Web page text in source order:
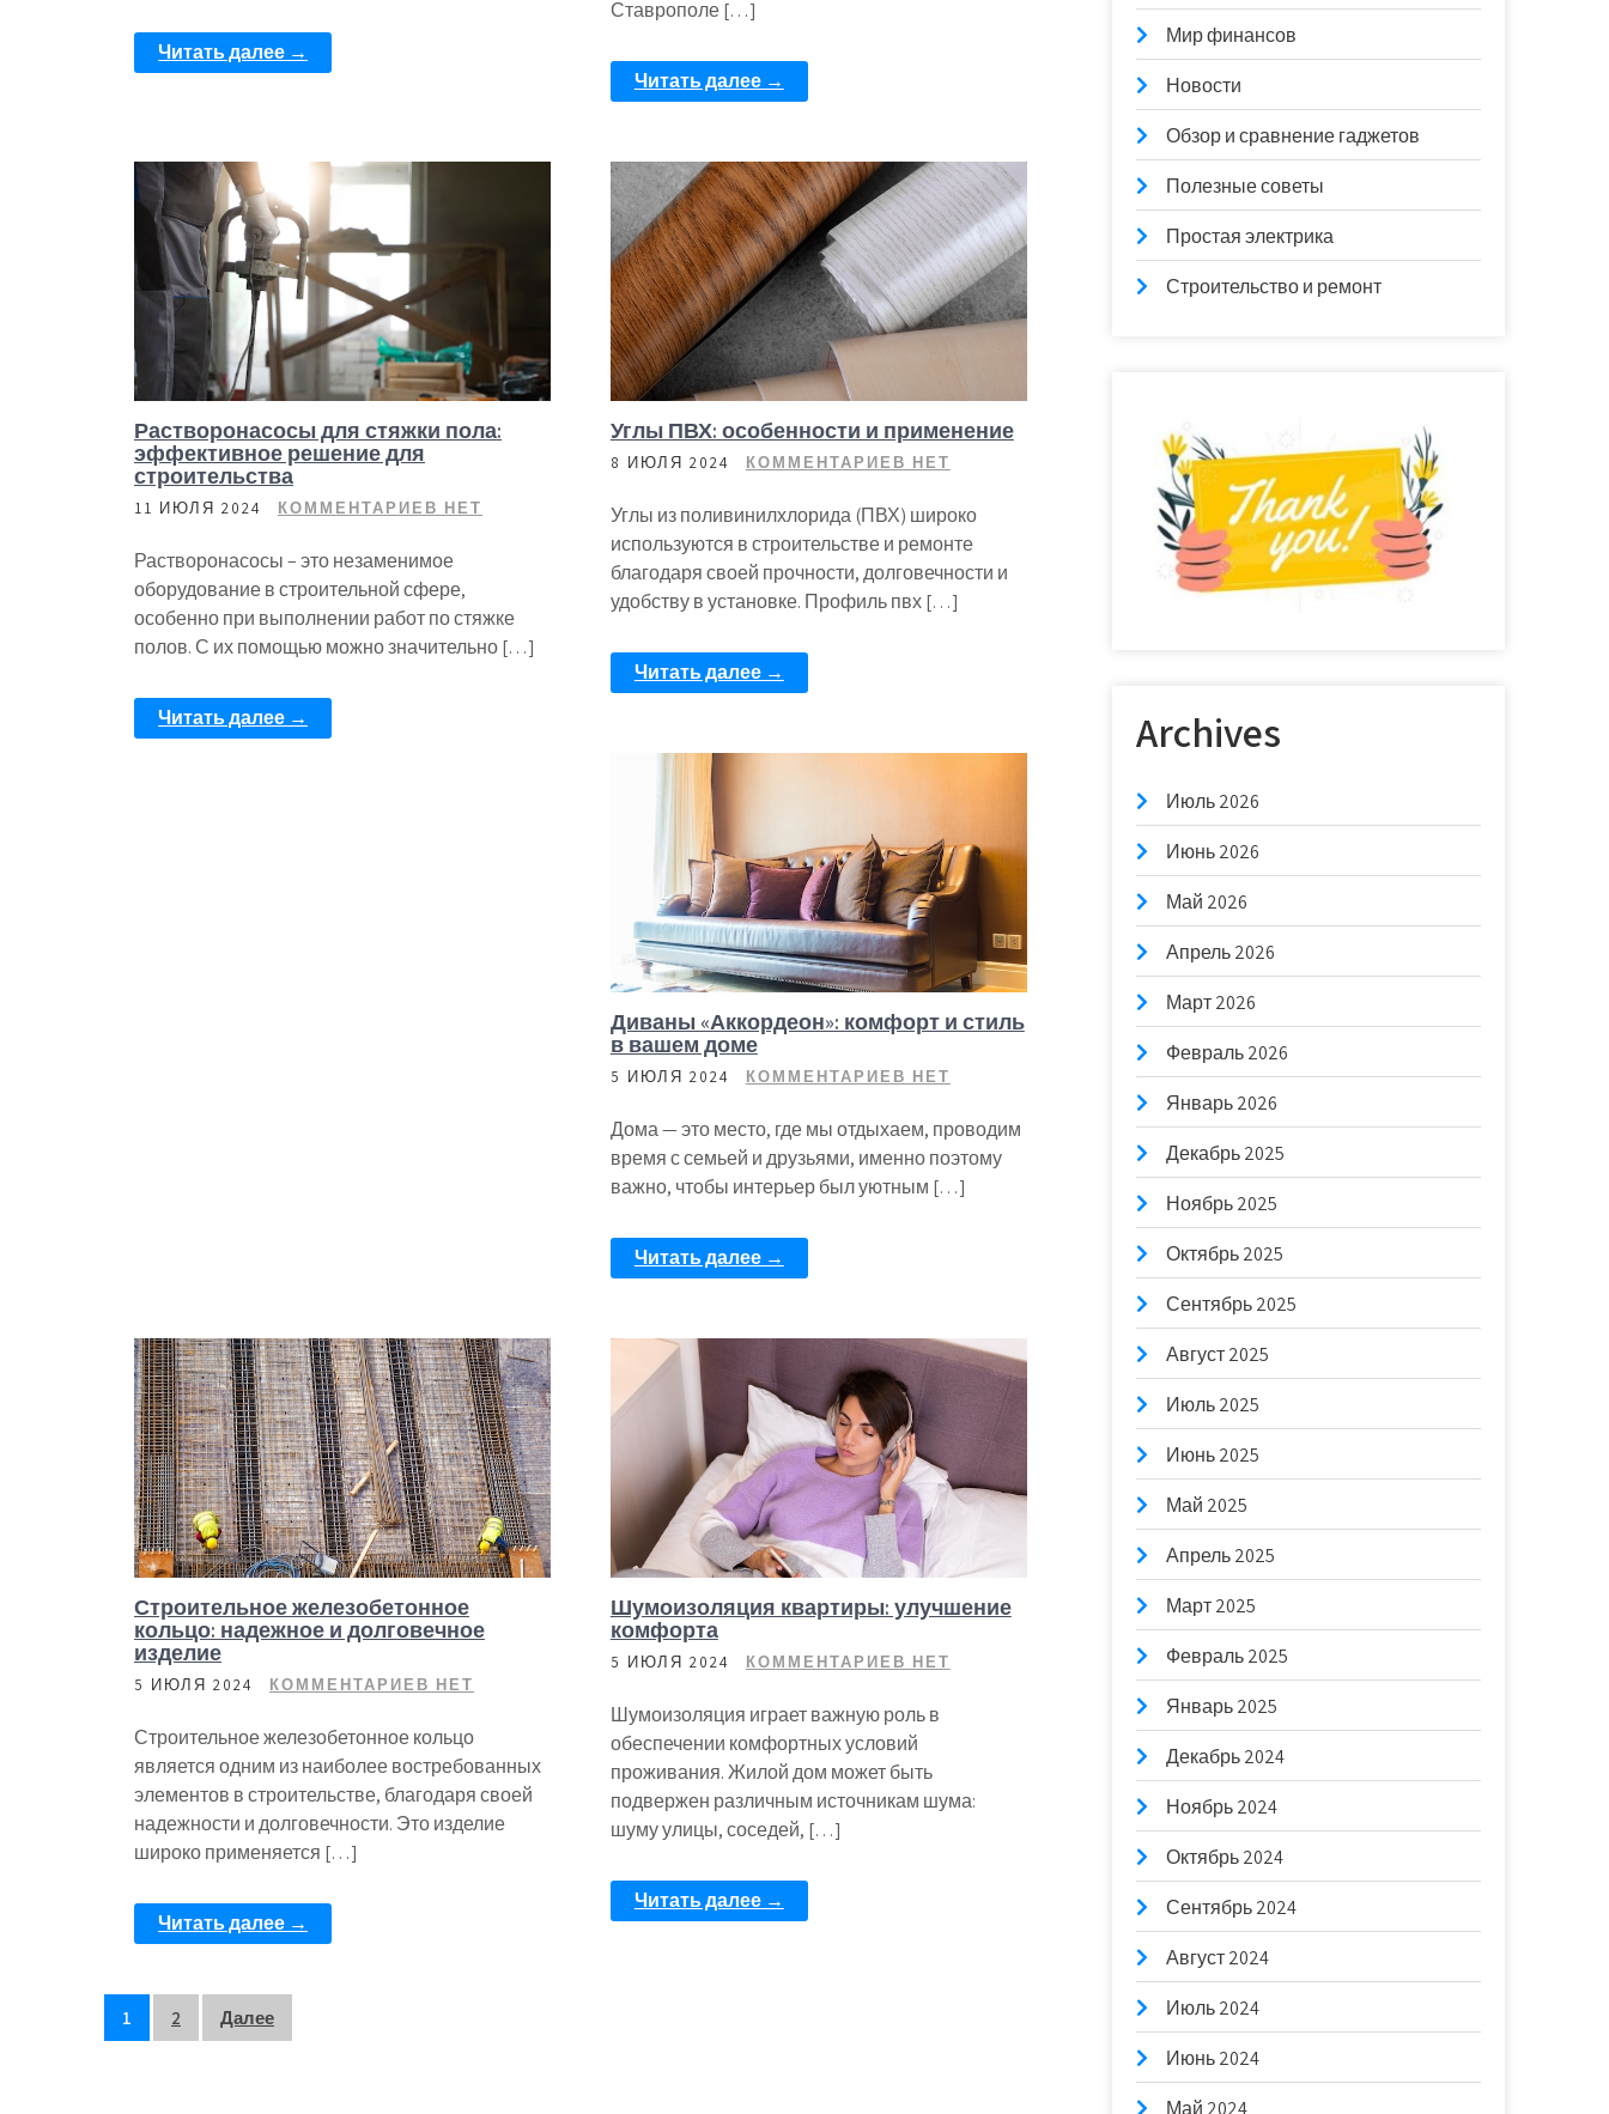
Читать далее →
Ставрополе […]
Читать далее →
Растворонасосы для стяжки пола:
эффективное решение для
строительства
11 ИЮЛЯ 2024 КОММЕНТАРИЕВ НЕТ
Растворонасосы – это незаменимое
оборудование в строительной сфере,
особенно при выполнении работ по стяжке
полов. С их помощью можно значительно […]
Читать далее →
Углы ПВХ: особенности и применение
8 ИЮЛЯ 2024 КОММЕНТАРИЕВ НЕТ
Углы из поливинилхлорида (ПВХ) широко
используются в строительстве и ремонте
благодаря своей прочности, долговечности и
удобству в установке. Профиль пвх […]
Читать далее →
Диваны «Аккордеон»: комфорт и стиль
в вашем доме
5 ИЮЛЯ 2024 КОММЕНТАРИЕВ НЕТ
Дома — это место, где мы отдыхаем, проводим
время с семьей и друзьями, именно поэтому
важно, чтобы интерьер был уютным […]
Читать далее →
Строительное железобетонное
кольцо: надежное и долговечное
изделие
5 ИЮЛЯ 2024 КОММЕНТАРИЕВ НЕТ
Строительное железобетонное кольцо
является одним из наиболее востребованных
элементов в строительстве, благодаря своей
надежности и долговечности. Это изделие
широко применяется […]
Читать далее →
Шумоизоляция квартиры: улучшение
комфорта
5 ИЮЛЯ 2024 КОММЕНТАРИЕВ НЕТ
Шумоизоляция играет важную роль в
обеспечении комфортных условий
проживания. Жилой дом может быть
подвержен различным источникам шума:
шуму улицы, соседей, […]
Читать далее →
Пагинация
1 2 Далее
Мир финансов
Новости
Обзор и сравнение гаджетов
Полезные советы
Простая электрика
Строительство и ремонт
Archives
Июль 2026
Июнь 2026
Май 2026
Апрель 2026
Март 2026
Февраль 2026
Январь 2026
Декабрь 2025
Ноябрь 2025
Октябрь 2025
Сентябрь 2025
Август 2025
Июль 2025
Июнь 2025
Май 2025
Апрель 2025
Март 2025
Февраль 2025
Январь 2025
Декабрь 2024
Ноябрь 2024
Октябрь 2024
Сентябрь 2024
Август 2024
Июль 2024
Июнь 2024
Май 2024